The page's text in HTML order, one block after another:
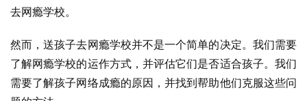
去网瘾学校。
然而，送孩子去网瘾学校并不是一个简单的决定。我们需要
了解网瘾学校的运作方式，并评估它们是否适合孩子。我们
需要了解孩子网络成瘾的原因，并找到帮助他们克服这些问